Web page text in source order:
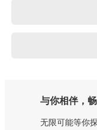
与你相伴，
无限可能等你